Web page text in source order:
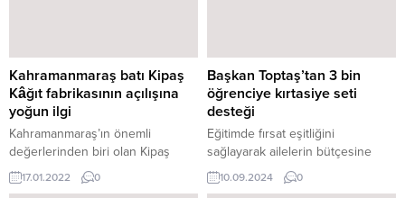
Kahramanmaraş batı Kipaş
Kâğıt fabrikasının açılışına
yoğun ilgi
Kahramanmaraş’ın önemli
değerlerinden biri olan Kipaş
Holding bünyesinde Aydın
Söke’de kurulan Batı Kipaş Kâğıt
17.01.2022 0
Başkan Toptaş’tan 3 bin
öğrenciye kırtasiye seti
desteği
Eğitimde fırsat eşitliğini
sağlayarak ailelerin bütçesine
destek olmayı hedefleyen Hanifi
Toptaş başkanlığındaki Onikişubat
10.09.2024 0